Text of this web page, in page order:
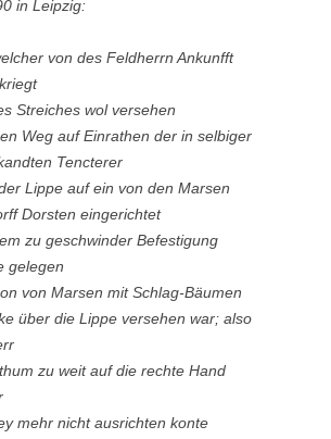
in Leipzig:
von des Feldherrn Ankunfft
Streiches wol versehen
Weg auf Einrathen der in selbiger
Tencterer
Lippe auf ein von den Marsen
Dorsten eingerichtet
zu geschwinder Befestigung
gelegen
von Marsen mit Schlag-Bäumen
über die Lippe versehen war; also
zu weit auf die rechte Hand
mehr nicht ausrichten konte